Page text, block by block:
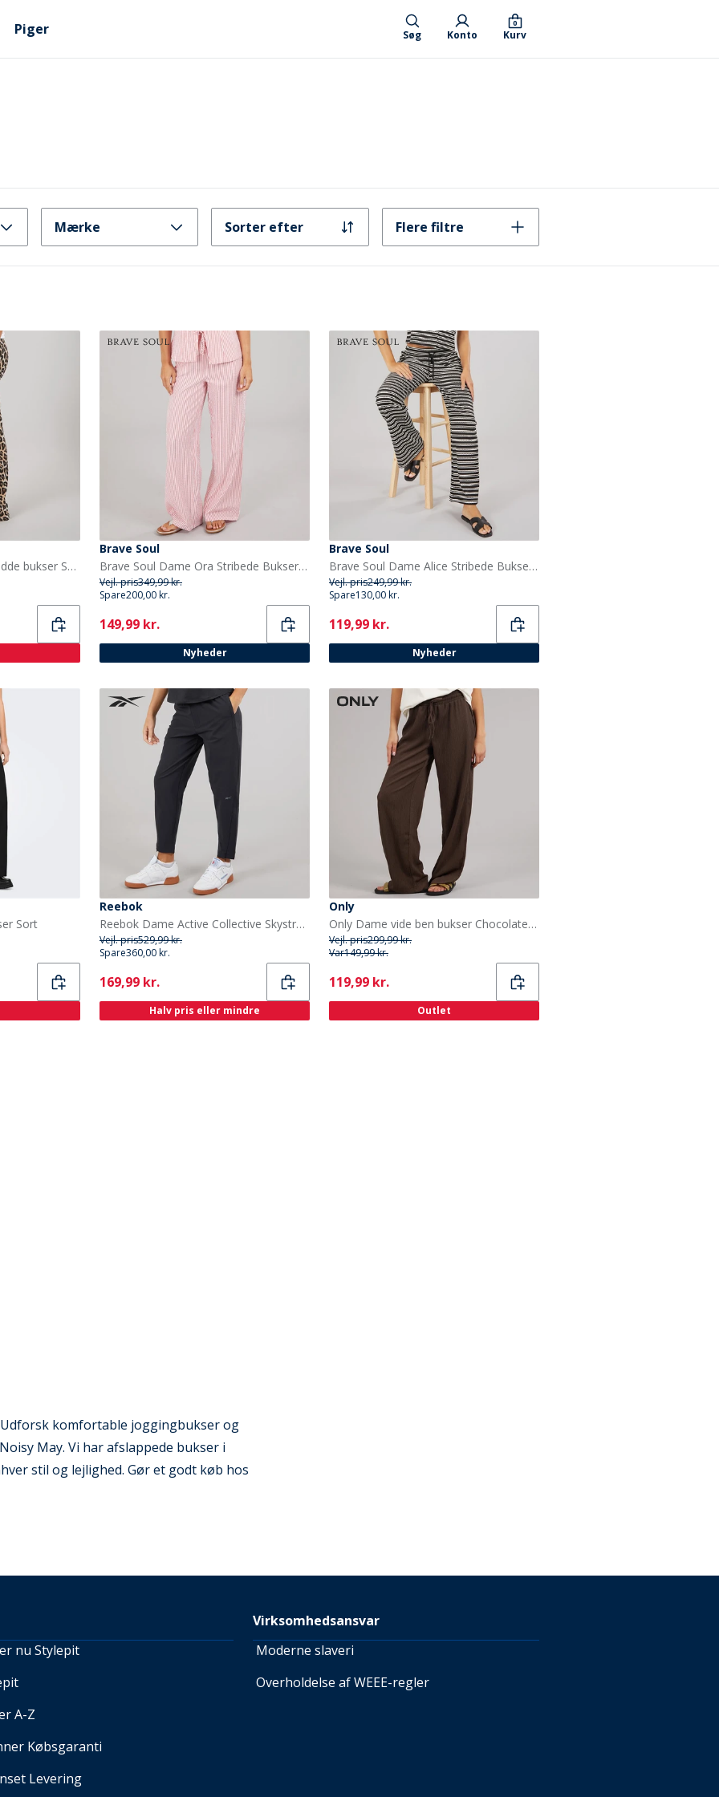
Piger Søg Konto Kurv
0
Mærke Sorter efter Flere filtre
Noisy May Dame Pasa vidde bukser Sort
Brave Soul
Brave Soul Dame Ora Stribede Bukser Rød/Hvid
Vejl. pris349,99 kr.
Spare200,00 kr.
Current
149,99 kr.
Nyheder
Brave Soul
Brave Soul Dame Alice Stribede Bukser Sort/Cream
Vejl. pris249,99 kr.
Spare130,00 kr.
Current
119,99 kr.
Nyheder
Sort
Reebok
Reebok Dame Active Collective Skystretch Vævede Bukser Sort
Vejl. pris529,99 kr.
Spare360,00 kr.
Current
169,99 kr.
Halv pris eller mindre
Only
Only Dame vide ben bukser Chocolate Brown
Vejl. pris299,99 kr.
Var149,99 kr.
Current
119,99 kr.
Outlet
komfortable joggingbukser og
May. Vi har afslappede bukser i
stil og lejlighed. Gør et godt køb hos
nu Stylepit
A-Z
Købsgaranti
Levering
Virksomhedsansvar
Moderne slaveri
Overholdelse af WEEE-regler